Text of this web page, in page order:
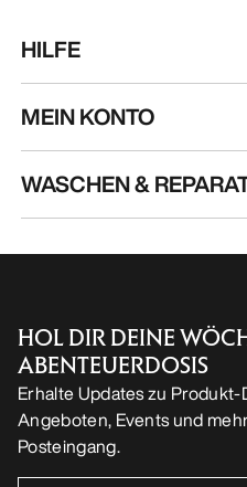
HILFE
MEIN KONTO
WASCHEN &
HOL DIR DEINE
ABENTEUERDOSIS
Erhalte Updates zu Produkt-
Angeboten, Events und
Posteingang.